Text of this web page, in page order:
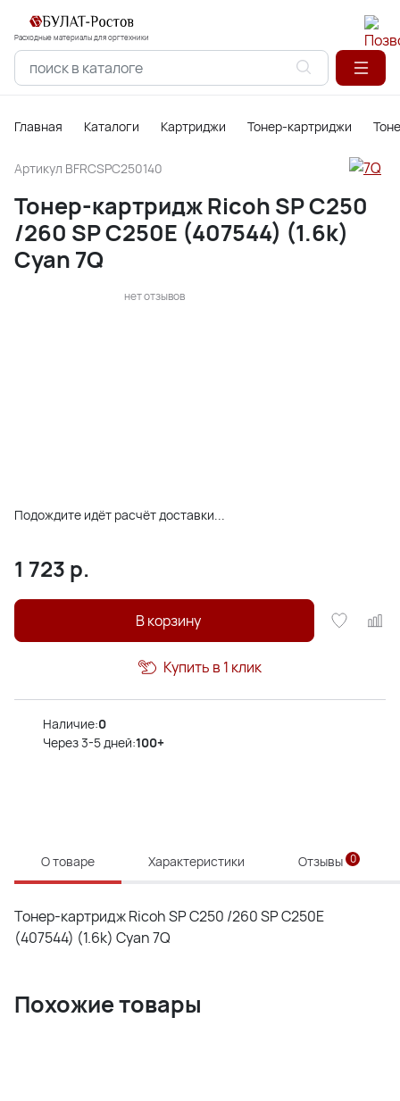
Расходные материалы для оргтехники
Главная Каталоги Картриджи Тонер-картриджи
Артикул BFRCSPC250140
Тонер-картридж Ricoh SP C250
/260 SP C250E (407544) (1.6k)
Cyan 7Q
нет отзывов
Подождите идёт расчёт доставки...
1 723 р.
В корзину
Купить в 1 клик
Наличие:0
Через 3-5 дней:100+
О товаре Характеристики Отзывы 0
Тонер-картридж Ricoh SP C250 /260 SP C250E
(407544) (1.6k) Cyan 7Q
Похожие товары